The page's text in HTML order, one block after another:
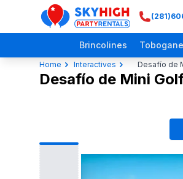
SkyHigh Logo
Brincolines
Home Interactives Desafío de
Desafío de Mini
3D